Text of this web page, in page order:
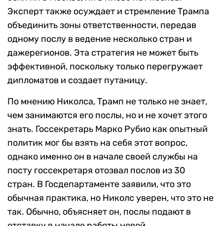
Эксперт также осуждает и стремление Трампа
объединить зоны ответственности, передав
одному послу в ведение несколько стран и
дажерегионов. Эта стратегия не может быть
эффективной, поскольку только перегружает
дипломатов и создает путаницу.
По мнению Николса, Трамп не только не знает,
чем занимаются его послы, но и не хочет этого
знать. Госсекретарь Марко Рубио как опытный
политик мог бы взять на себя этот вопрос,
однако именно он в начале своей службы на
посту госсекретаря отозвал послов из 30
стран. В Госдепартаменте заявили, что это
обычная практика, но Николс уверен, что это не
так. Обычно, объясняет он, послы подают в